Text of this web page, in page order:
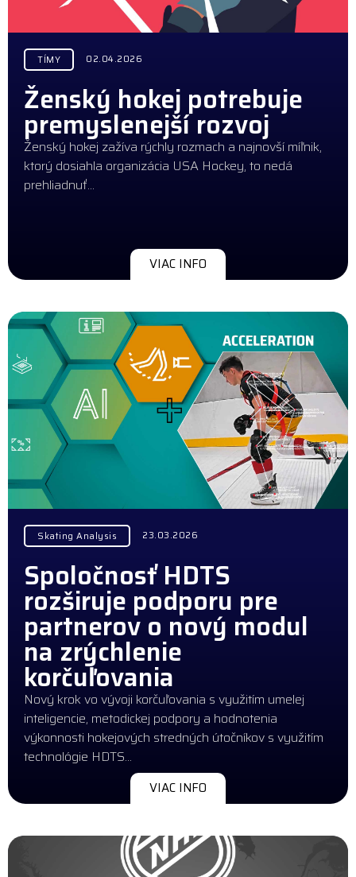
TÍMY 02.04.2026
Ženský hokej potrebuje
premyslenejší rozvoj
Ženský hokej zažíva rýchly rozmach a najnovší míľnik,
ktorý dosiahla organizácia USA Hockey, to nedá
prehliadnuť...
VIAC INFO
Skating Analysis 23.03.2026
Spoločnosť HDTS
rozširuje podporu pre
partnerov o nový modul
na zrýchlenie
korčuľovania
Nový krok vo vývoji korčuľovania s využitím umelej
inteligencie, metodickej podpory a hodnotenia
výkonnosti hokejových stredných útočníkov s využitím
technológie HDTS…
VIAC INFO